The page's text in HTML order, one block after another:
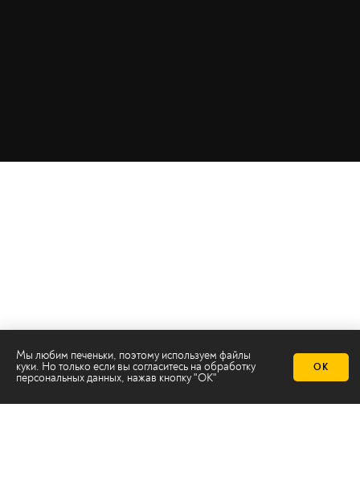
Мы любим печеньки, поэтому используем файлы
куки. Но только если вы согласитесь на обработку
персональных данных, нажав кнопку "ОК"
ОК